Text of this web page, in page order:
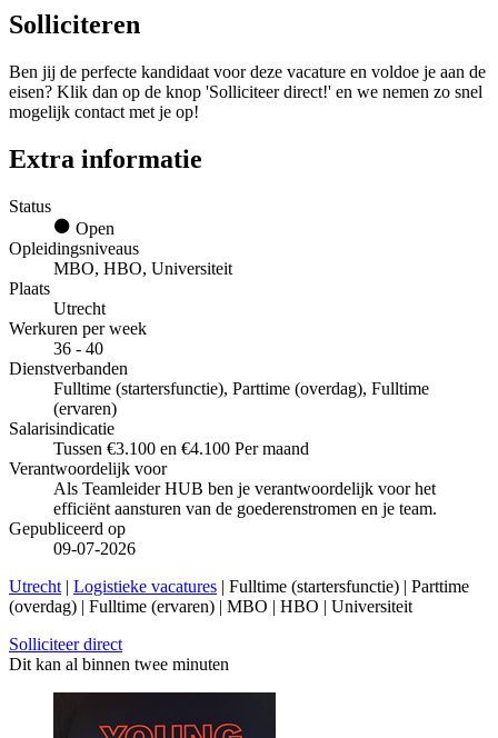
Solliciteren
Ben jij de perfecte kandidaat voor deze vacature en voldoe je aan de
eisen? Klik dan op de knop 'Solliciteer direct!' en we nemen zo snel
mogelijk contact met je op!
Extra informatie
Status
Open
Opleidingsniveaus
MBO, HBO, Universiteit
Plaats
Utrecht
Werkuren per week
36 - 40
Dienstverbanden
Fulltime (startersfunctie), Parttime (overdag), Fulltime
(ervaren)
Salarisindicatie
Tussen €3.100 en €4.100 Per maand
Verantwoordelijk voor
Als Teamleider HUB ben je verantwoordelijk voor het
efficiënt aansturen van de goederenstromen en je team.
Gepubliceerd op
09-07-2026
Utrecht | Logistieke vacatures | Fulltime (startersfunctie) | Parttime
(overdag) | Fulltime (ervaren) | MBO | HBO | Universiteit
Solliciteer direct
Dit kan al binnen twee minuten